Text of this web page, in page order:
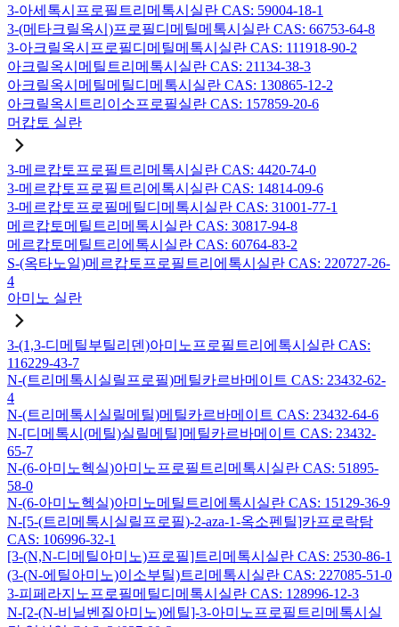
3-아세톡시프로필트리메톡시실란 CAS: 59004-18-1
3-(메타크릴옥시)프로필디메틸메톡시실란 CAS: 66753-64-8
3-아크릴옥시프로필디메틸메톡시실란 CAS: 111918-90-2
아크릴옥시메틸트리메톡시실란 CAS: 21134-38-3
아크릴옥시메틸메틸디메톡시실란 CAS: 130865-12-2
아크릴옥시트리이소프로필실란 CAS: 157859-20-6
머캅토 실란
3-메르캅토프로필트리메톡시실란 CAS: 4420-74-0
3-메르캅토프로필트리에톡시실란 CAS: 14814-09-6
3-메르캅토프로필메틸디메톡시실란 CAS: 31001-77-1
메르캅토메틸트리메톡시실란 CAS: 30817-94-8
메르캅토메틸트리에톡시실란 CAS: 60764-83-2
S-(옥타노일)메르캅토프로필트리에톡시실란 CAS: 220727-26-
4
아미노 실란
3-(1,3-디메틸부틸리덴)아미노프로필트리에톡시실란 CAS:
116229-43-7
N-(트리메톡시실릴프로필)메틸카르바메이트 CAS: 23432-62-
4
N-(트리메톡시실릴메틸)메틸카르바메이트 CAS: 23432-64-6
N-[디메톡시(메틸)실릴메틸]메틸카르바메이트 CAS: 23432-
65-7
N-(6-아미노헥실)아미노프로필트리메톡시실란 CAS: 51895-
58-0
N-(6-아미노헥실)아미노메틸트리에톡시실란 CAS: 15129-36-9
N-[5-(트리메톡시실릴프로필)-2-aza-1-옥소펜틸]카프로락탐
CAS: 106996-32-1
[3-(N,N-디메틸아미노)프로필]트리메톡시실란 CAS: 2530-86-1
(3-(N-에틸아미노)이소부틸)트리메톡시실란 CAS: 227085-51-0
3-피페라지노프로필메틸디메톡시실란 CAS: 128996-12-3
N-[2-(N-비닐벤질아미노)에틸]-3-아미노프로필트리메톡시실